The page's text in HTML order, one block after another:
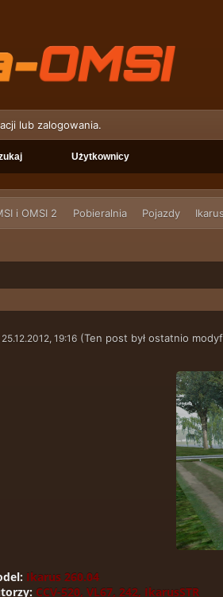
lub zalogowania.
Użytkownicy
i OMSI 2 Pobieralnia Pojazdy Ikarus
25.12.2012, 19:16 (Ten post był ostatnio
Ikarus 260.04
CCV-520, VL67, 242, IkarusSTR